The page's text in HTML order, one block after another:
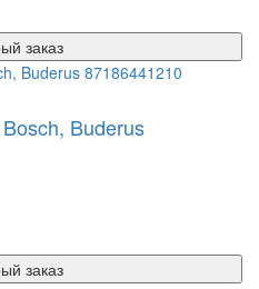
заказ
Buderus
заказ